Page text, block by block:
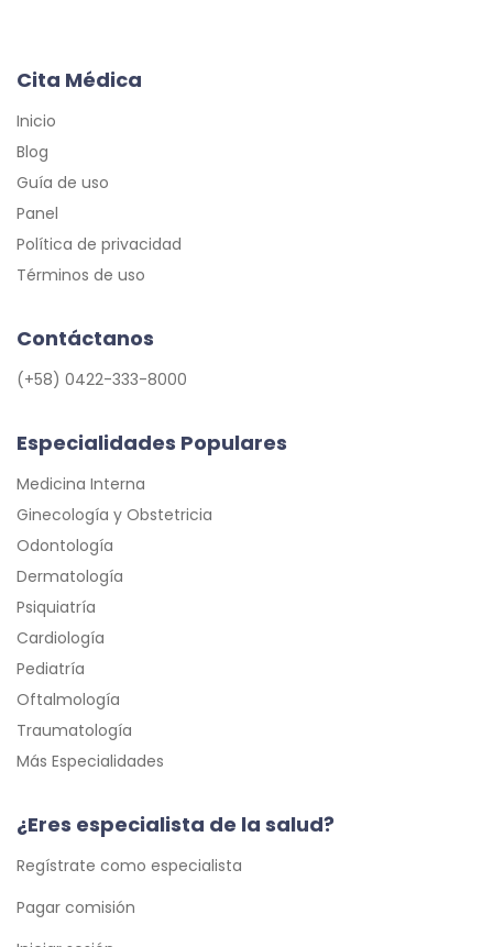
Cita Médica
Inicio
Blog
Guía de uso
Panel
Política de privacidad
Términos de uso
Contáctanos
(+58) 0422-333-8000
Especialidades Populares
Medicina Interna
Ginecología y Obstetricia
Odontología
Dermatología
Psiquiatría
Cardiología
Pediatría
Oftalmología
Traumatología
Más Especialidades
¿Eres especialista de la salud?
Regístrate como especialista
Pagar comisión